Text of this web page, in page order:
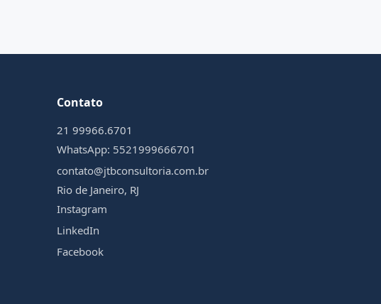
Contato
21 99966.6701
WhatsApp: 5521999666701
contato@jtbconsultoria.com.br
Rio de Janeiro, RJ
Instagram
LinkedIn
Facebook